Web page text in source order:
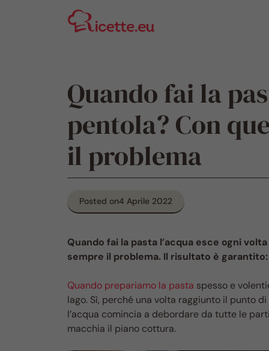
Quando fai la
pentola? Con
il problema
Posted on4 Aprile 2022
Quando fai la pasta l’acqua esce ogni
sempre il problema. Il risultato è
Quando prepariamo la pasta spesso e
lago. Sì, perché una volta raggiunto il punto
l’acqua comincia a debordare da tutte le
macchia il piano cottura.